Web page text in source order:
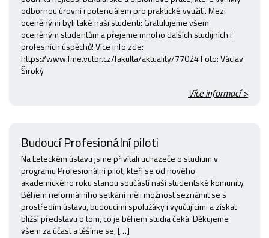
odbornou úrovní i potenciálem pro praktické využití. Mezi
oceněnými byli také naši studenti: Gratulujeme všem
oceněným studentům a přejeme mnoho dalších studijních i
profesních úspěchů! Více info zde:
https://www.fme.vutbr.cz/fakulta/aktuality/77024 Foto: Václav
Široký
Více informací >
Budoucí Profesionální piloti
Na Leteckém ústavu jsme přivítali uchazeče o studium v
programu Profesionální pilot, kteří se od nového
akademického roku stanou součástí naší studentské komunity.
Během neformálního setkání měli možnost seznámit se s
prostředím ústavu, budoucími spolužáky i vyučujícími a získat
bližší představu o tom, co je během studia čeká. Děkujeme
všem za účast a těšíme se, […]